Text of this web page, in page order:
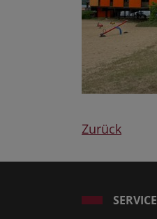
Zurück
SERVICE